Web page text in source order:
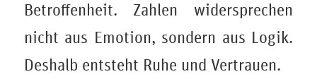
Betroffenheit. Zahlen widersprechen
nicht aus Emotion, sondern aus Logik.
Deshalb entsteht Ruhe und Vertrauen.